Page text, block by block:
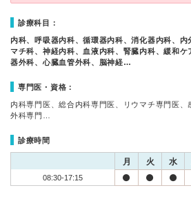
診療科目：
内科、呼吸器内科、循環器内科、消化器内科、
マチ科、神経内科、血液内科、腎臓内科、緩和ケ
器外科、心臓血管外科、脳神経…
専門医・資格：
内科専門医、総合内科専門医、リウマチ専門医、
外科専門…
診療時間
月 火 水
08:30-17:15